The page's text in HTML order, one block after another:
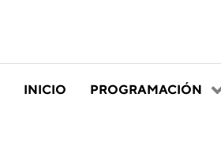
INICIO PROGRAMACIÓN